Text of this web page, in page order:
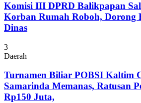
Komisi III DPRD Balikpapan
Korban Rumah Roboh, Dorong
Dinas
3
Daerah
Turnamen Biliar POBSI Kaltim
Samarinda Memanas, Ratusan
Rp150 Juta,